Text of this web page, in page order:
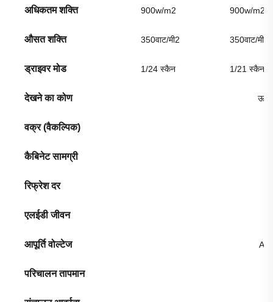
अधिकतम शक्ति 900w/m2 900w/m2
औसत शक्ति 350वाट/मी2 350वाट/मी2
ड्राइवर मोड 1/24 स्कैन 1/21 स्कैन
देखने का कोण
वक्र (वैकल्पिक)
कैबिनेट सामग्री
रिफ्रेश दर
एलईडी जीवन
आपूर्ति वोल्टेज
परिचालन तापमान